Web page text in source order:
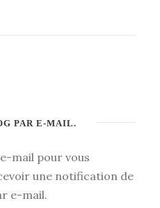
PAR E-MAIL.
mail pour vous
une notification de
e-mail.